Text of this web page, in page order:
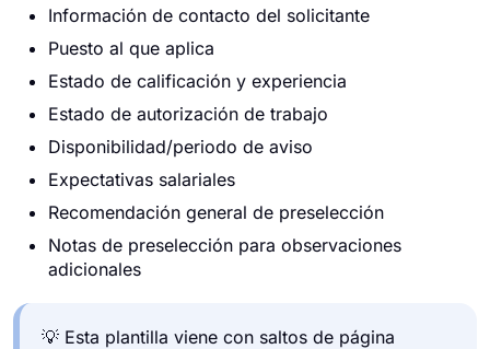
Información de contacto del solicitante
Puesto al que aplica
Estado de calificación y experiencia
Estado de autorización de trabajo
Disponibilidad/periodo de aviso
Expectativas salariales
Recomendación general de preselección
Notas de preselección para observaciones
adicionales
💡 Esta plantilla viene con saltos de página